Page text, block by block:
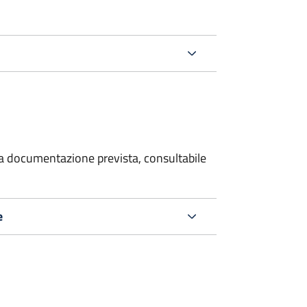
prevista, consultabile